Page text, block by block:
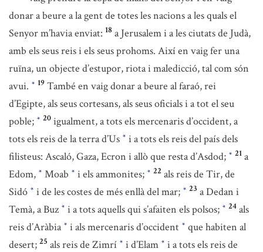
donar a beure a la gent de totes les nacions a les quals el
Senyor m’havia enviat: 18 a Jerusalem i a les ciutats de Judà,
amb els seus reis i els seus prohoms. Així en vaig fer una
ruïna, un objecte d’estupor, riota i maledicció, tal com són
avui. * 19 També en vaig donar a beure al faraó, rei
d’Egipte, als seus cortesans, als seus oficials i a tot el seu
poble; * 20 igualment, a tots els mercenaris d’occident, a
tots els reis de la terra d’Us * i a tots els reis del país dels
filisteus: Ascaló, Gaza, Ecron i allò que resta d’Asdod; * 21 a
Edom, * Moab * i els ammonites; * 22 als reis de Tir, de
Sidó * i de les costes de més enllà del mar; * 23 a Dedan i
Temà, a Buz * i a tots aquells qui s’afaiten els polsos; * 24 als
reis d’Aràbia * i als mercenaris d’occident * que habiten al
desert; 25 als reis de Zimrí * i d’Elam * i a tots els reis de